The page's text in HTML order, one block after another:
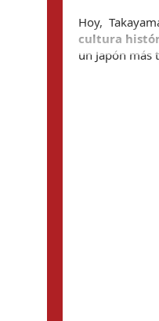
cultura
un Japón más